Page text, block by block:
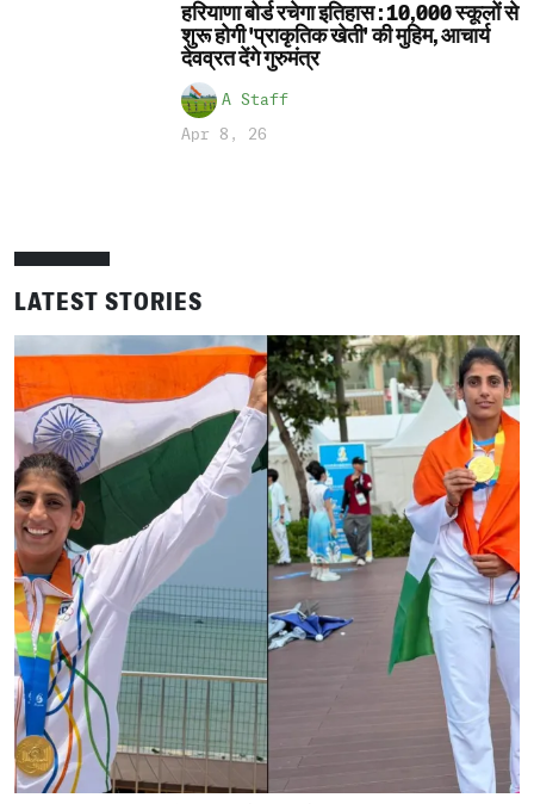
हरियाणा बोर्ड रचेगा इतिहास : 10,000 स्कूलों से
शुरू होगी 'प्राकृतिक खेती' की मुहिम, आचार्य
देवव्रत देंगे गुरुमंत्र
A Staff
Apr 8, 26
LATEST STORIES